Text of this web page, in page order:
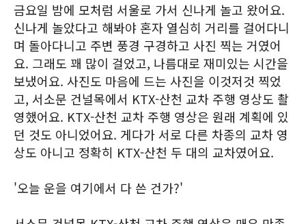
금요일 밤에 모처럼 서울로 가서 신나게 놀고 왔어요.
신나게 놀았다고 해봐야 혼자 열심히 거리를 걸어다니
며 돌아다니고 주변 풍경 구경하고 사진 찍는 거였어
요. 그래도 꽤 많이 걸었고, 나름대로 재미있는 시간을
보냈어요. 사진도 마음에 드는 사진을 이것저것 찍었
고, 서소문 건널목에서 KTX-산천 교차 주행 영상도 촬
영했어요. KTX-산천 교차 주행 영상은 원래 계획에 있
던 것도 아니었어요. 게다가 서로 다른 차종의 교차 영
상도 아니고 정확히 KTX-산천 두 대의 교차였어요.
'오늘 운을 여기에서 다 쓴 건가?'